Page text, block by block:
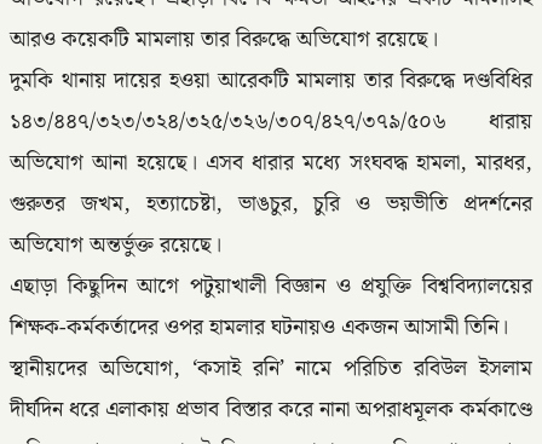
আরও কয়েকটি মামলায় তার বিরুদ্ধে অভিযোগ রয়েছে।
দুমকি থানায় দায়ের হওয়া আরেকটি মামলায় তার বিরুদ্ধে দণ্ডবিধির
১৪৩/৪৪৭/৩২৩/৩২৪/৩২৫/৩২৬/৩০৭/৪২৭/৩৭৯/৫০৬ ধারায়
অভিযোগ আনা হয়েছে। এসব ধারার মধ্যে সংঘবদ্ধ হামলা, মারধর,
গুরুতর জখম, হত্যাচেষ্টা, ভাঙচুর, চুরি ও ভয়ভীতি প্রদর্শনের
অভিযোগ অন্তর্ভুক্ত রয়েছে।
এছাড়া কিছুদিন আগে পটুয়াখালী বিজ্ঞান ও প্রযুক্তি বিশ্ববিদ্যালয়ের
শিক্ষক-কর্মকর্তাদের ওপর হামলার ঘটনায়ও একজন আসামী তিনি।
স্থানীয়দের অভিযোগ, ‘কসাই রনি’ নামে পরিচিত রবিউল ইসলাম
দীর্ঘদিন ধরে এলাকায় প্রভাব বিস্তার করে নানা অপরাধমূলক কর্মকাণ্ডে